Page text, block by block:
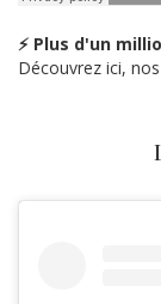
⚡ Plus d'un
Découvrez ici,